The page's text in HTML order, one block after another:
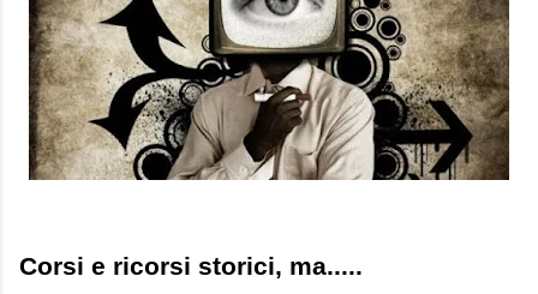
Corsi e ricorsi storici, ma.....